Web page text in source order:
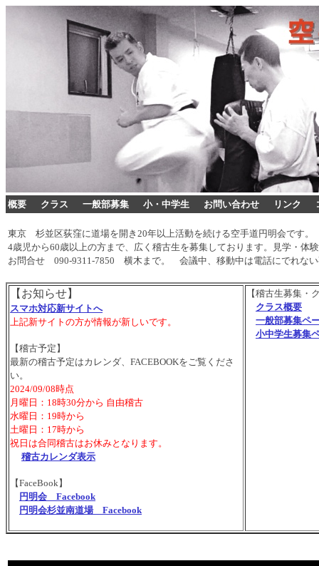
概要 クラス 一般部募集 小・中学生 お問い合わせ リンク
東京 杉並区荻窪に道場を開き20年以上活動を続ける空手道円明会です。
4歳児から60歳以上の方まで、広く稽古生を募集しております。見学・体
お問合せ 090-9311-7850 横木まで。 会議中、移動中は電話にでれない
【お知らせ】
スマホ対応新サイトへ
上記新サイトの方が情報が新しいです。
【稽古予定】
最新の稽古予定はカレンダ、FACEBOOKをご覧くださ
い。
2024/09/08時点
月曜日：18時30分から 自由稽古
水曜日：19時から
土曜日：17時から
祝日は合同稽古はお休みとなります。
稽古カレンダ表示
【FaceBook】
円明会 Facebook
円明会杉並南道場 Facebook
【稽古生募集・
クラス概要
一般部募集ペ
小中学生募集